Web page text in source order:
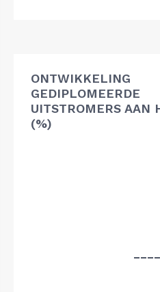
ONTWIKKELING
GEDIPLOMEERDE
UITSTROMERS AAN
(%)